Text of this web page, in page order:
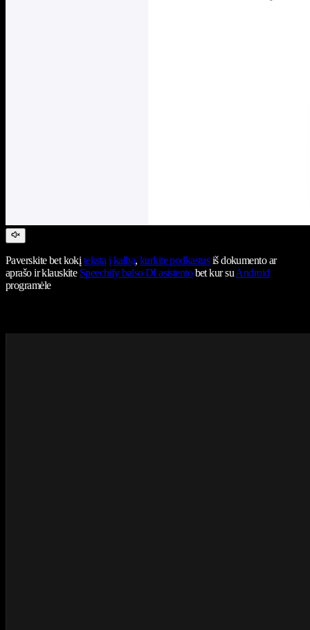
Paverskite bet kokįtekstą į kalbą, kurkite podkastusiš dokumento ar
aprašo ir klauskite Speechify balso DI asistentobet kur suAndroid
programėle